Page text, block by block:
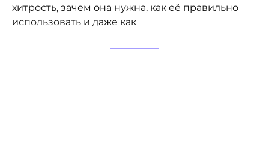
хитрость, зачем она нужна, как её правильно
использовать и даже как